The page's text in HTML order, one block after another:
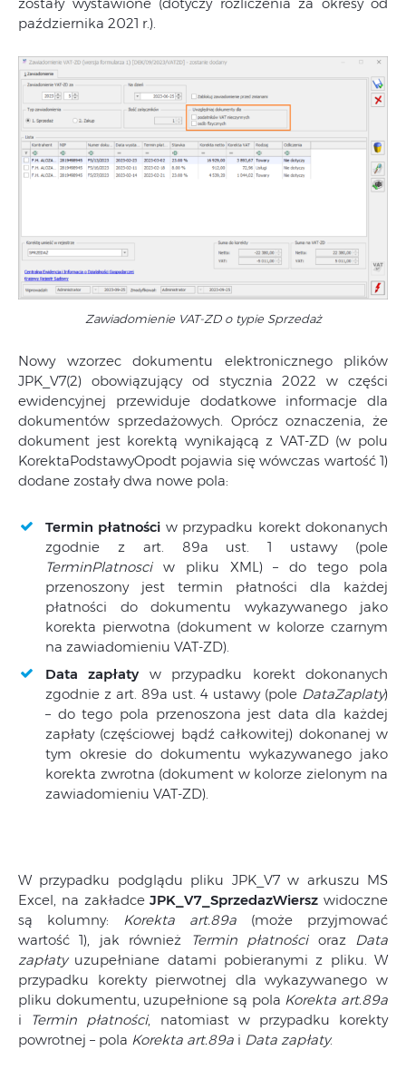
października 2021 r.).
Zawiadomienie VAT-ZD o typie Sprzedaż
Nowy wzorzec dokumentu elektronicznego plików
JPK_V7(2) obowiązujący od stycznia 2022 w części
ewidencyjnej przewiduje dodatkowe informacje dla
dokumentów sprzedażowych. Oprócz oznaczenia, że
dokument jest korektą wynikającą z VAT-ZD (w polu
KorektaPodstawyOpodt pojawia się wówczas wartość 1)
dodane zostały dwa nowe pola:
Termin płatności w przypadku korekt dokonanych
zgodnie z art. 89a ust. 1 ustawy (pole
TerminPlatnosciw pliku XML) – do tego pola
przenoszony jest termin płatności dla każdej
płatności do dokumentu wykazywanego jako
korekta pierwotna (dokument w kolorze czarnym
na zawiadomieniu VAT-ZD).
Data zapłaty w przypadku korekt dokonanych
zgodnie z art. 89a ust. 4 ustawy (pole DataZaplaty)
– do tego pola przenoszona jest data dla każdej
zapłaty (częściowej bądź całkowitej) dokonanej w
tym okresie do dokumentu wykazywanego jako
korekta zwrotna (dokument w kolorze zielonym na
zawiadomieniu VAT-ZD).
W przypadku podglądu pliku JPK_V7 w arkuszu MS
Excel, na zakładceJPK_V7_SprzedazWiersz widoczne
są kolumny: Korekta art.89a (może przyjmować
wartość 1), jak również
Termin płatnościoraz Data
zapłatyuzupełniane datami pobieranymi z pliku. W
przypadku korekty pierwotnej dla wykazywanego w
pliku dokumentu, uzupełnione są pola Korekta art.89a
i Termin płatności, natomiast w przypadku korekty
powrotnej – pola Korekta art.89a i Data zapłaty.